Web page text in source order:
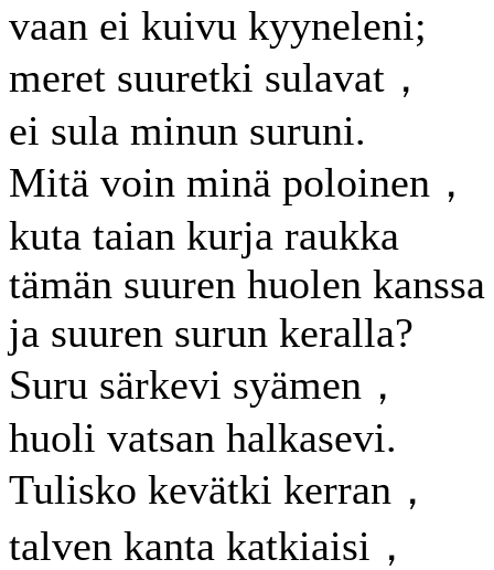
vaan ei kuivu kyyneleni;
meret suuretki sulavat，
ei sula minun suruni.
Mitä voin minä poloinen，
kuta taian kurja raukka
tämän suuren huolen kanssa
ja suuren surun keralla?
Suru särkevi syämen，
huoli vatsan halkasevi.
Tulisko kevätki kerran，
talven kanta katkiaisi，